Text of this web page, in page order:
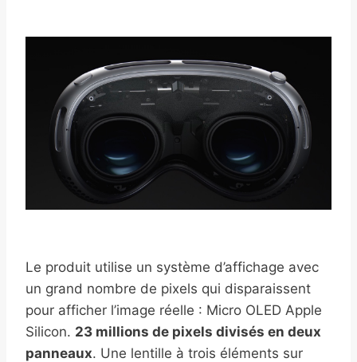
Le produit utilise un système d’affichage avec
un grand nombre de pixels qui disparaissent
pour afficher l’image réelle : Micro OLED Apple
Silicon. 23 millions de pixels divisés en deux
panneaux. Une lentille à trois éléments sur